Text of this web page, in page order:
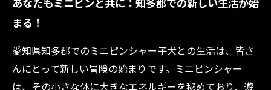
まる！
愛知県知多郡でのミニピンシャー子犬との生活は、皆さ
んにとって新しい冒険の始まりです。ミニピンシャー
は、その小さな体に大きなエネルギーを秘めており、遊